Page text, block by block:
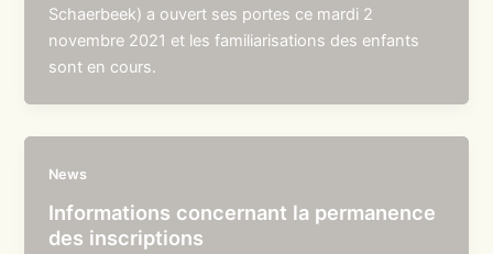
Schaerbeek) a ouvert ses portes ce mardi 2
novembre 2021 et les familiarisations des enfants
sont en cours.
News
Informations concernant la permanence
des inscriptions